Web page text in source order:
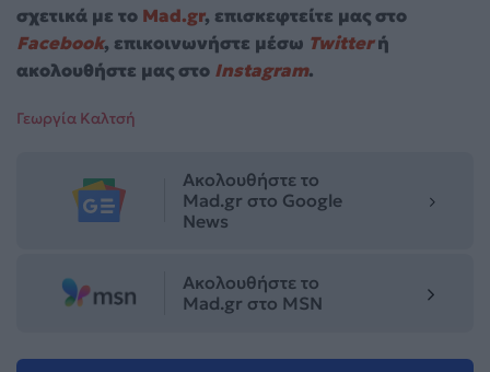
σχετικά με το Mad.gr, επισκεφτείτε μας στο
Facebook, επικοινωνήστε μέσω Twitterή
ακολουθήστε μας στο Instagram.
Γεωργία Καλτσή
Ακολουθήστε το
Mad.gr στο Google
News
Ακολουθήστε το
Mad.gr στο MSN